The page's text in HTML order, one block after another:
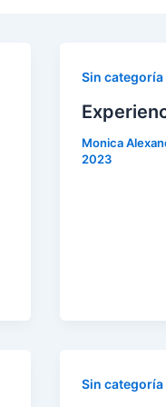
Sin categoría
Monica
2023
Sin categoría